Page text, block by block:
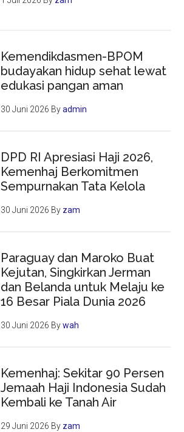
Kemendikdasmen-BPOM
budayakan hidup sehat lewat
edukasi pangan aman
30 Juni 2026 Byadmin
DPD RI Apresiasi Haji 2026,
Kemenhaj Berkomitmen
Sempurnakan Tata Kelola
30 Juni 2026 By zam
Paraguay dan Maroko Buat
Kejutan, Singkirkan Jerman
dan Belanda untuk Melaju ke
16 Besar Piala Dunia 2026
30 Juni 2026 Bywah
Kemenhaj: Sekitar 90 Persen
Jemaah Haji Indonesia Sudah
Kembali ke Tanah Air
29 Juni 2026 By zam